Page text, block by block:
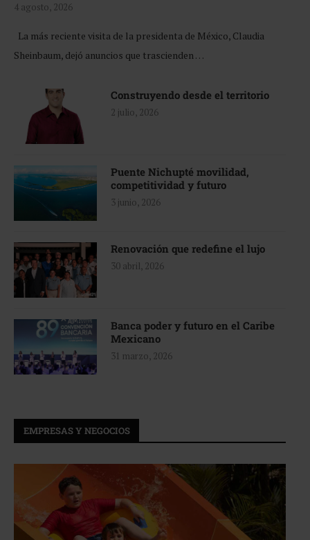
4 agosto, 2026
La más reciente visita de la presidenta de México, Claudia
Sheinbaum, dejó anuncios que trascienden …
Construyendo desde el territorio
2 julio, 2026
Puente Nichupté movilidad,
competitividad y futuro
3 junio, 2026
Renovación que redefine el lujo
30 abril, 2026
Banca poder y futuro en el Caribe
Mexicano
31 marzo, 2026
EMPRESAS Y NEGOCIOS